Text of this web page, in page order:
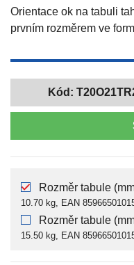
Orientace ok na tabuli
prvním rozměrem ve
Kód:
Rozměr tabule
10.70 kg, EAN
Rozměr tabule
15.50 kg, EAN